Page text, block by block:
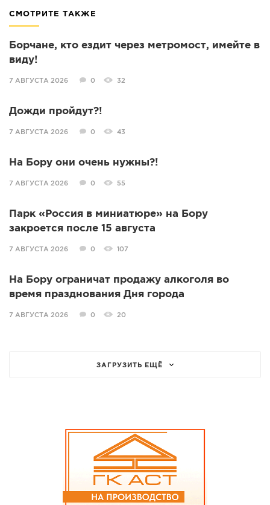
СМОТРИТЕ ТАКЖЕ
Борчане, кто ездит через метромост, имейте в
виду!
7 АВГУСТА 2026 0 32
Дожди пройдут?!
7 АВГУСТА 2026 0 43
На Бору они очень нужны?!
7 АВГУСТА 2026 0 55
Парк «Россия в миниатюре» на Бору
закроется после 15 августа
7 АВГУСТА 2026 0 107
На Бору ограничат продажу алкоголя во
время празднования Дня города
7 АВГУСТА 2026 0 20
ЗАГРУЗИТЬ ЕЩЁ